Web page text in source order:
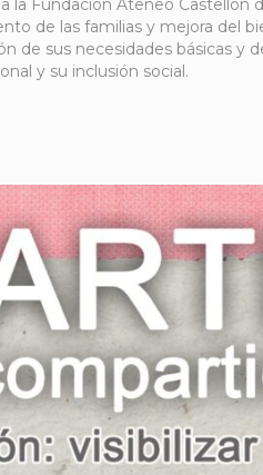
la Fundación Ateneo Castellón
de las familias y mejora del
de sus necesidades básicas y
y su inclusión social.